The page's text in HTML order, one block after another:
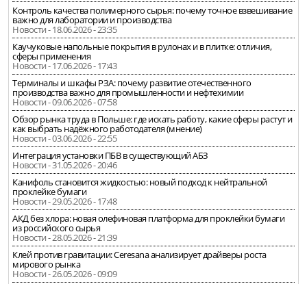
Контроль качества полимерного сырья: почему точное взвешивание
важно для лаборатории и производства
Новости - 18.06.2026 - 23:35
Каучуковые напольные покрытия в рулонах и в плитке: отличия,
сферы применения
Новости - 17.06.2026 - 17:43
Терминалы и шкафы РЗА: почему развитие отечественного
производства важно для промышленности и нефтехимии
Новости - 09.06.2026 - 07:58
Обзор рынка труда в Польше: где искать работу, какие сферы растут и
как выбрать надёжного работодателя (мнение)
Новости - 03.06.2026 - 22:55
Интеграция установки ПБВ в существующий АБЗ
Новости - 31.05.2026 - 20:46
Канифоль становится жидкостью: новый подход к нейтральной
проклейке бумаги
Новости - 29.05.2026 - 17:48
АКД без хлора: новая олефиновая платформа для проклейки бумаги
из российского сырья
Новости - 28.05.2026 - 21:39
Клей против гравитации: Ceresana анализирует драйверы роста
мирового рынка
Новости - 26.05.2026 - 09:09